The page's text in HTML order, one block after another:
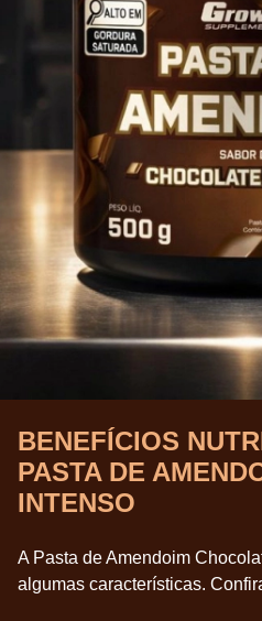
BENEFÍCIOS
PASTA DE
INTENSO
A Pasta de Amendoim
algumas características.